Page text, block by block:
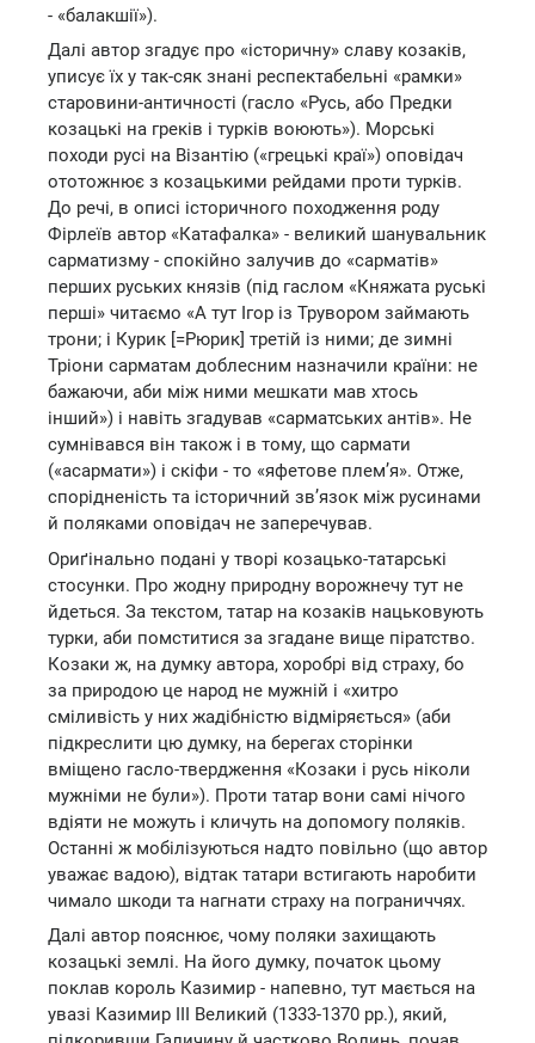
- «балакшії»).
Далі автор згадує про «історичну» славу козаків,
уписує їх у так-сяк знані респектабельні «рамки»
старовини-античності (гасло «Русь, або Предки
козацькі на греків і турків воюють»). Морські
походи русі на Візантію («грецькі краї») оповідач
ототожнює з козацькими рейдами проти турків.
До речі, в описі історичного походження роду
Фірлеїв автор «Катафалка» - великий шанувальник
сарматизму - спокійно залучив до «сарматів»
перших руських князів (під гаслом «Княжата руські
перші» читаємо «А тут Ігор із Трувором займають
трони; і Курик [=Рюрик] третій із ними; де зимні
Тріони сарматам доблесним назначили країни: не
бажаючи, аби між ними мешкати мав хтось
інший») і навіть згадував «сарматських антів». Не
сумнівався він також і в тому, що сармати
(«асармати») і скіфи - то «яфетове плем’я». Отже,
спорідненість та історичний зв’язок між русинами
й поляками оповідач не заперечував.
Ориґінально подані у творі козацько-татарські
стосунки. Про жодну природну ворожнечу тут не
йдеться. За текстом, татар на козаків нацьковують
турки, аби помститися за згадане вище піратство.
Козаки ж, на думку автора, хоробрі від страху, бо
за природою це народ не мужній і «хитро
сміливість у них жадібністю відміряється» (аби
підкреслити цю думку, на берегах сторінки
вміщено гасло-твердження «Козаки і русь ніколи
мужніми не були»). Проти татар вони самі нічого
вдіяти не можуть і кличуть на допомогу поляків.
Останні ж мобілізуються надто повільно (що автор
уважає вадою), відтак татари встигають наробити
чимало шкоди та нагнати страху на пограниччях.
Далі автор пояснює, чому поляки захищають
козацькі землі. На його думку, початок цьому
поклав король Казимир - напевно, тут мається на
увазі Казимир ІІІ Великий (1333-1370 рр.), який,